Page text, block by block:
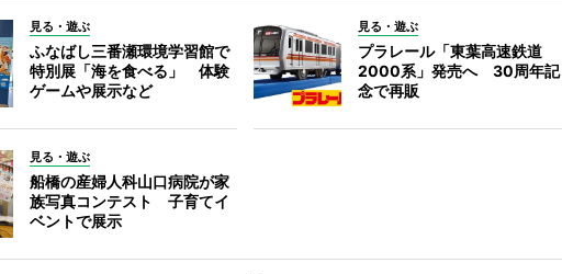
見る・遊ぶ
ふなばし三番瀬環境学習館で
特別展「海を食べる」 体験
ゲームや展示など
見る・遊ぶ
プラレール「東葉高速鉄道
2000系」発売へ 30周年記
念で再販
見る・遊ぶ
船橋の産婦人科山口病院が家
族写真コンテスト 子育てイ
ベントで展示